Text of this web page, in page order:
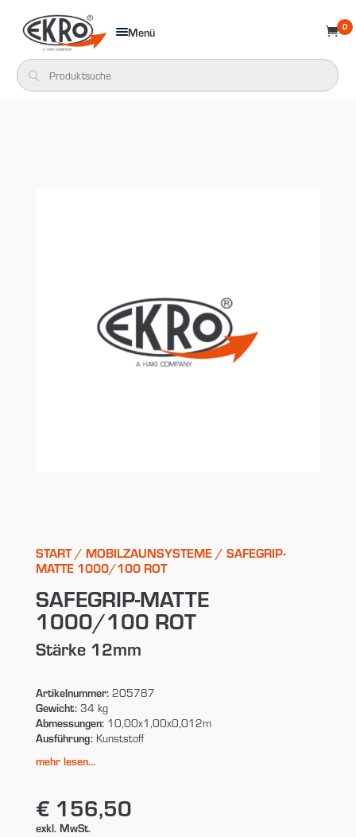
Menü  0
START/ MOBILZAUNSYSTEME/ SAFEGRIP-
MATTE 1000/100 ROT
SAFEGRIP-MATTE
1000/100 ROT
Stärke 12mm
Artikelnummer:205787
Gewicht:34 kg
Abmessungen:10,00x1,00x0,012m
Ausführung:Kunststoff
mehr lesen...
€ 156,50
exkl. MwSt.